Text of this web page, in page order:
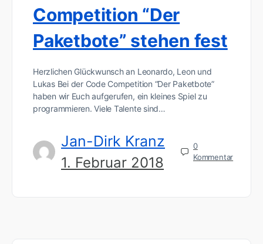
Competition “Der
Paketbote” stehen fest
Herzlichen Glückwunsch an Leonardo, Leon und
Lukas Bei der Code Competition “Der Paketbote”
haben wir Euch aufgerufen, ein kleines Spiel zu
programmieren. Viele Talente sind…
Jan-Dirk Kranz
1. Februar 2018
0
Kommentar